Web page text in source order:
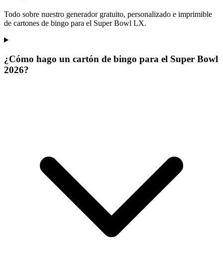
Todo sobre nuestro generador gratuito, personalizado e imprimible
de cartones de bingo para el Super Bowl LX.
¿Cómo hago un cartón de bingo para el Super Bowl
2026?